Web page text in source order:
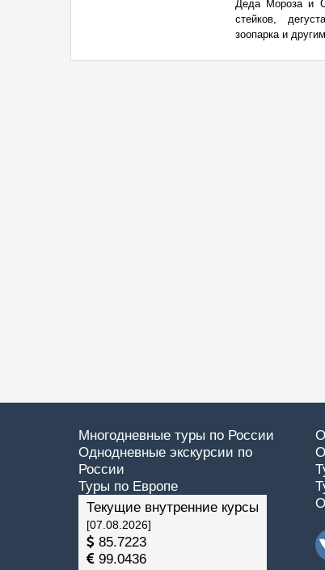
Деда Мороза и
стейков,
зоопарка и
Многодневные туры по России
Однодневные экскурсии по
России
Туры по Европе
Текущие внутренние курсы
[07.08.2026]
85.7223
99.0436